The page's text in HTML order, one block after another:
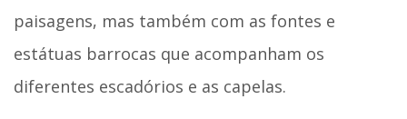
paisagens, mas também com as fontes e
estátuas barrocas que acompanham os
diferentes escadórios e as capelas.